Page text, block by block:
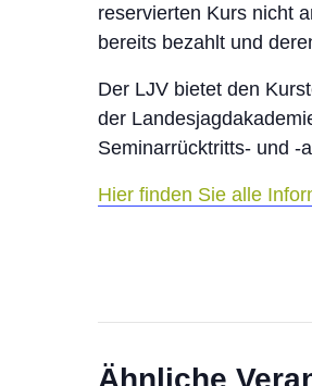
reservierten Kurs nicht
bereits bezahlt und
Der LJV bietet den
der
Seminarrücktritts- und -
Hier finden Sie alle
Ähnliche